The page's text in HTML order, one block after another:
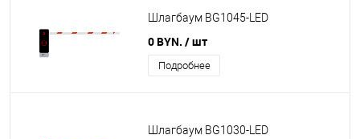
Шлагбаум BG1045-LED
0 BYN. / шт
Подробнее
Шлагбаум BG1030-LED